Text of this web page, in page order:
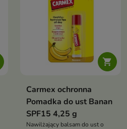

Carmex ochronna
Pomadka do ust Banan
SPF15 4,25 g
Nawilżający balsam do ust o